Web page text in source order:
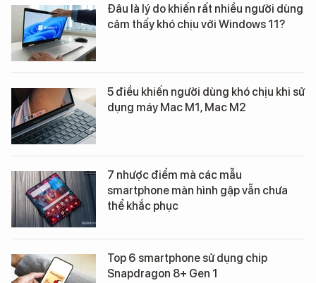
Đâu là lý do khiến rất nhiều người dùng
cảm thấy khó chịu với Windows 11?
5 điều khiến người dùng khó chịu khi sử
dụng máy Mac M1, Mac M2
7 nhược điểm mà các mẫu
smartphone màn hình gập vẫn chưa
thể khắc phục
Top 6 smartphone sử dụng chip
Snapdragon 8+ Gen 1